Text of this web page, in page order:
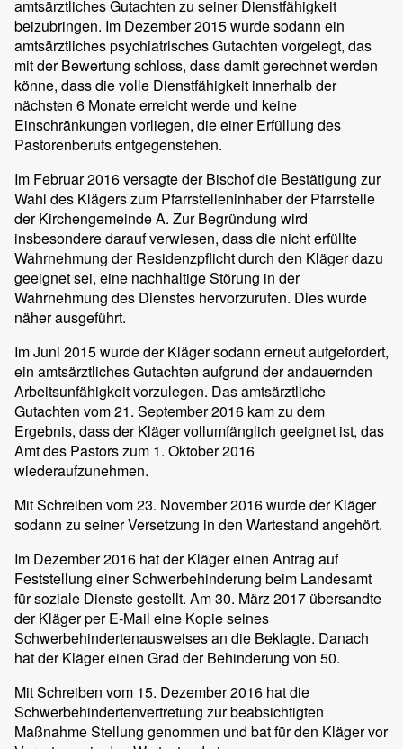
amtsärztliches Gutachten zu seiner Dienstfähigkeit
beizubringen. Im Dezember 2015 wurde sodann ein
amtsärztliches psychiatrisches Gutachten vorgelegt, das
mit der Bewertung schloss, dass damit gerechnet werden
könne, dass die volle Dienstfähigkeit innerhalb der
nächsten 6 Monate erreicht werde und keine
Einschränkungen vorliegen, die einer Erfüllung des
Pastorenberufs entgegenstehen.
Im Februar 2016 versagte der Bischof die Bestätigung zur
Wahl des Klägers zum Pfarrstelleninhaber der Pfarrstelle
der Kirchengemeinde A. Zur Begründung wird
insbesondere darauf verwiesen, dass die nicht erfüllte
Wahrnehmung der Residenzpflicht durch den Kläger dazu
geeignet sei, eine nachhaltige Störung in der
Wahrnehmung des Dienstes hervorzurufen. Dies wurde
näher ausgeführt.
Im Juni 2015 wurde der Kläger sodann erneut aufgefordert,
ein amtsärztliches Gutachten aufgrund der andauernden
Arbeitsunfähigkeit vorzulegen. Das amtsärztliche
Gutachten vom 21. September 2016 kam zu dem
Ergebnis, dass der Kläger vollumfänglich geeignet ist, das
Amt des Pastors zum 1. Oktober 2016
wiederaufzunehmen.
Mit Schreiben vom 23. November 2016 wurde der Kläger
sodann zu seiner Versetzung in den Wartestand angehört.
Im Dezember 2016 hat der Kläger einen Antrag auf
Feststellung einer Schwerbehinderung beim Landesamt
für soziale Dienste gestellt. Am 30. März 2017 übersandte
der Kläger per E-Mail eine Kopie seines
Schwerbehindertenausweises an die Beklagte. Danach
hat der Kläger einen Grad der Behinderung von 50.
Mit Schreiben vom 15. Dezember 2016 hat die
Schwerbehindertenvertretung zur beabsichtigten
Maßnahme Stellung genommen und bat für den Kläger vor